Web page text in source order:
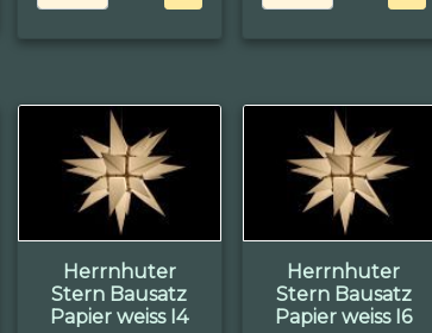
Herrnhuter
Stern Bausatz
Papier weiss I4
Herrnhuter
Stern Bausatz
Papier weiss I6